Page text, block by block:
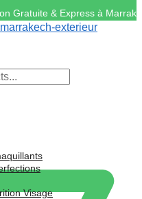
Gratuite &
Visage